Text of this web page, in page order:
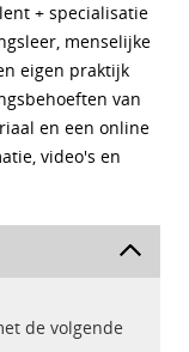
+ specialisatie
menselijke
eigen praktijk
van
en een online
video's en
de volgende